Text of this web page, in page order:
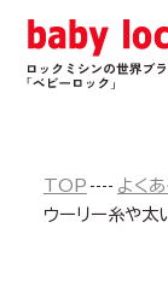
TOP
よく
ウーリー糸や太